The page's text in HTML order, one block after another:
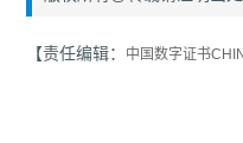
【责任编辑： 中国数字证书